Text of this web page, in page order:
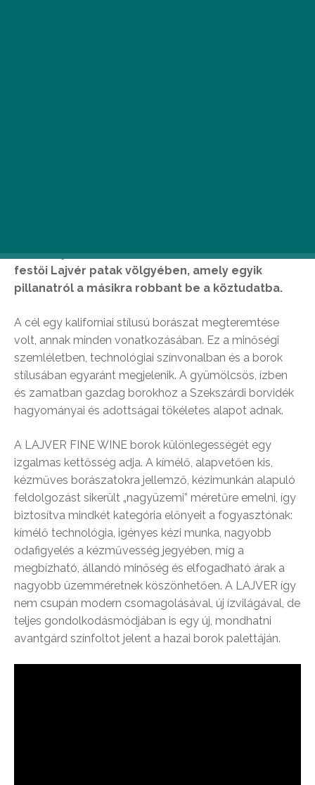
hozott új színt a szekszárdi borvidék életébe, a
festői Lajvér patak völgyében, amely egyik
pillanatról a másikra robbant be a köztudatba.
A cél egy kaliforniai stílusú borászat megteremtése
volt, annak minden vonatkozásában. Ez a minőségi
szemléletben, technológiai színvonalban és a borok
stílusában egyaránt megjelenik. A gyümölcsös, ízben
és zamatban gazdag borokhoz a Szekszárdi borvidék
hagyományai és adottságai tökéletes alapot adnak.
A LAJVER FINE WINE borok különlegességét egy
izgalmas kettősség adja. A kímélő, alapvetően kis,
kézműves borászatokra jellemző, kézimunkán alapuló
feldolgozást sikerült „nagyüzemi” méretűre emelni, így
biztosítva mindkét kategória előnyeit a fogyasztónak:
kímélő technológia, igényes kézi munka, nagyobb
odafigyelés a kézművesség jegyében, míg a
megbízható, állandó minőség és elfogadható árak a
nagyobb üzemméretnek köszönhetően. A LAJVER így
nem csupán modern csomagolásával, új ízvilágával, de
teljes gondolkodásmódjában is egy új, mondhatni
avantgárd színfoltot jelent a hazai borok palettáján.